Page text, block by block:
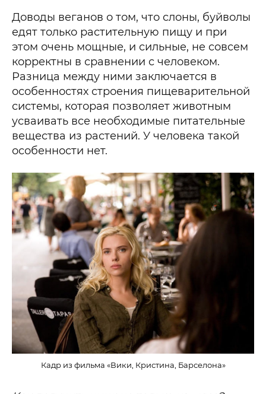
Доводы веганов о том, что слоны, буйволы
едят только растительную пищу и при
этом очень мощные, и сильные, не совсем
корректны в сравнении с человеком.
Разница между ними заключается в
особенностях строения пищеварительной
системы, которая позволяет животным
усваивать все необходимые питательные
вещества из растений. У человека такой
особенности нет.
Кадр из фильма «Вики, Кристина, Барселона»